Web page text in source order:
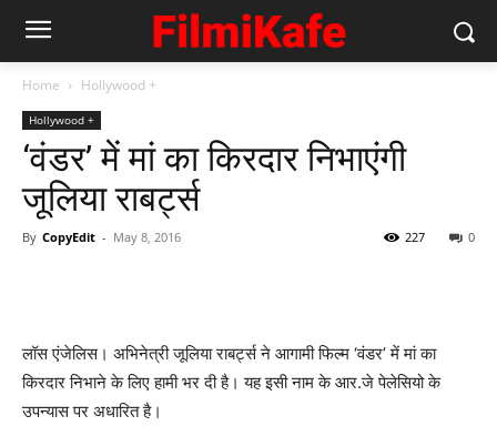
Home Hollywood +
Hollywood +
‘वंडर’ में मां का किरदार निभाएंगी
जूलिया राबर्ट्स
By CopyEdit - May 8, 2016 0
227
लॉस एंजेलिस। अभिनेत्री जूलिया राबर्ट्स ने आगामी फिल्म ‘वंडर’ में मां का
किरदार निभाने के लिए हामी भर दी है। यह इसी नाम के आर.जे पेलेसियो के
उपन्यास पर अधारित है।